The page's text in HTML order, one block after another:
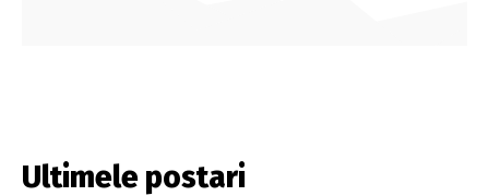
Ultimele postari